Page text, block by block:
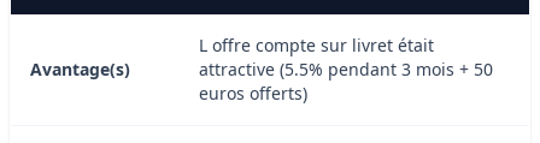
Avantage(s)
L offre compte sur livret était
attractive (5.5% pendant 3 mois + 50
euros offerts)